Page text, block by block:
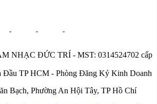
NHẠC ĐỨC TRÍ - MST: 0314524702 cấp
Đầu TP HCM - Phòng Đăng Ký Kinh Doanh
Bạch, Phường An Hội Tây, TP Hồ Chí